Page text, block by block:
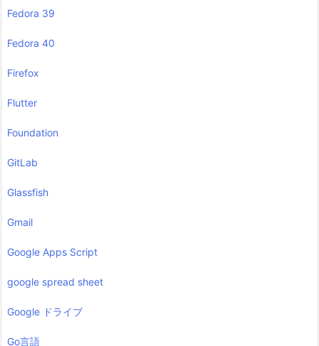
Fedora 39
Fedora 40
Firefox
Flutter
Foundation
GitLab
Glassfish
Gmail
Google Apps Script
google spread sheet
Google ドライブ
Go言語